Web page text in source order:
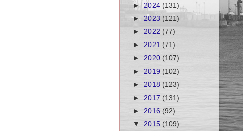
► 2024 (131)
► 2023 (121)
► 2022 (77)
► 2021 (71)
► 2020 (107)
► 2019 (102)
► 2018 (123)
► 2017 (131)
► 2016 (92)
▼ 2015 (109)